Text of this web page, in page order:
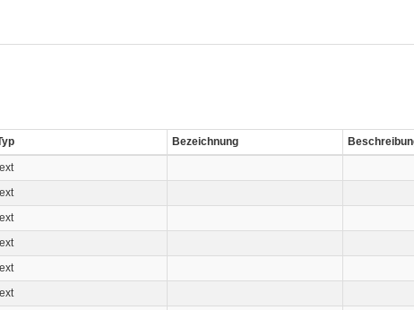
Bezeichnung